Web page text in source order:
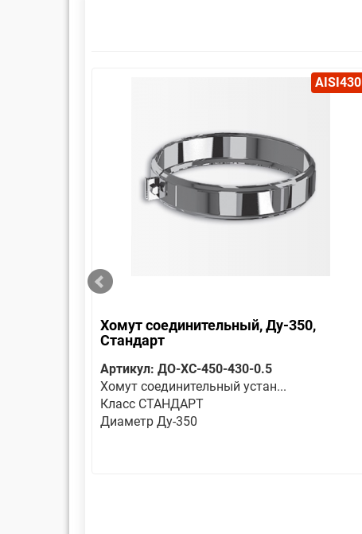
AISI430
Хомут соединительный, Ду-350,
Стандарт
Артикул: ДО-ХС-450-430-0.5
Хомут соединительный устан...
Класс СТАНДАРТ
Диаметр Ду-350